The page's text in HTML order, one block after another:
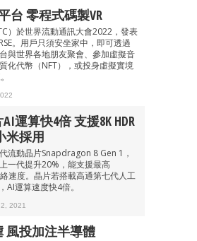
台 零程式碼製VR
）於世界流動通訊大會2022，發表
。用戶只須安坐家中，即可透過
與世界各地朋友聚會、參加虛擬音
化代幣（NFT），或投身虛擬實境
運算快4倍 支援8K HDR
米採用
流動晶片Snapdragon 8 Gen 1，
一代提升20%，能支援最高
速度。晶片若搭載高通第七代人工
AI運算速度快4倍。
2021
風投加注半導體